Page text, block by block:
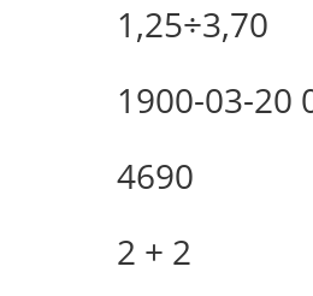
1,25÷3,70
1900-03-20
4690
2 + 2